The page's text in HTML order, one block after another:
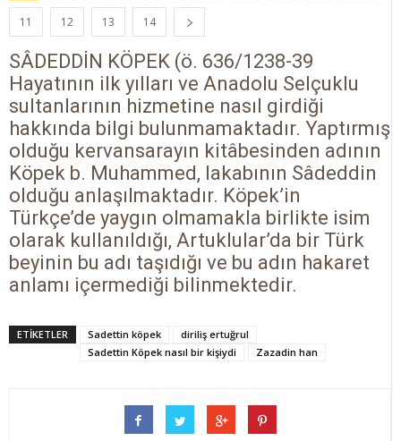
11 12 13 14
SÂDEDDİN KÖPEK (ö. 636/1238-39
Hayatının ilk yılları ve Anadolu Selçuklu
sultanlarının hizmetine nasıl girdiği
hakkında bilgi bulunmamaktadır. Yaptırmış
olduğu kervansarayın kitâbesinden adının
Köpek b. Muhammed, lakabının Sâdeddin
olduğu anlaşılmaktadır. Köpek’in
Türkçe’de yaygın olmamakla birlikte isim
olarak kullanıldığı, Artuklular’da bir Türk
beyinin bu adı taşıdığı ve bu adın hakaret
anlamı içermediği bilinmektedir.
ETİKETLER Sadettin köpek
diriliş ertuğrul
Sadettin Köpek nasıl bir kişiydi
Zazadin han